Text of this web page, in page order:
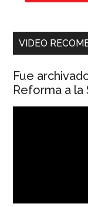
VIDEO
Fue
Reforma a la